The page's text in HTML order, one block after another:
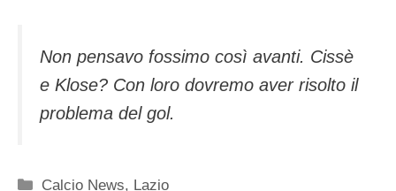
Non pensavo fossimo così avanti. Cissè
e Klose? Con loro dovremo aver risolto il
problema del gol.
Categorie
Calcio News, Lazio